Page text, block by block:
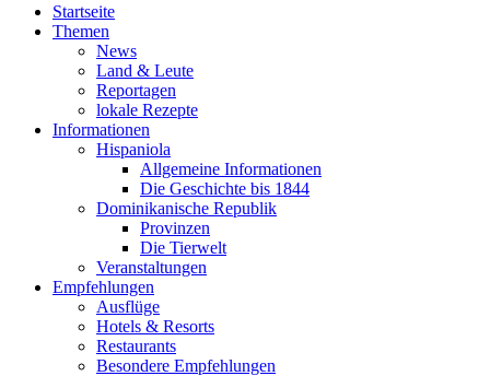
Startseite
Themen
News
Land & Leute
Reportagen
lokale Rezepte
Informationen
Hispaniola
Allgemeine Informationen
Die Geschichte bis 1844
Dominikanische Republik
Provinzen
Die Tierwelt
Veranstaltungen
Empfehlungen
Ausflüge
Hotels & Resorts
Restaurants
Besondere Empfehlungen